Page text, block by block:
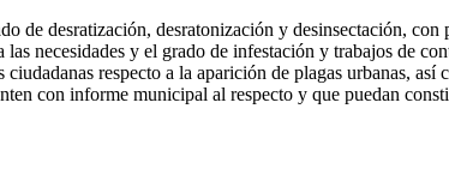
desratización, desratonización y desinsectación, con
necesidades y el grado de infestación y trabajos de
respecto a la aparición de plagas urbanas,
con informe municipal al respecto y que puedan